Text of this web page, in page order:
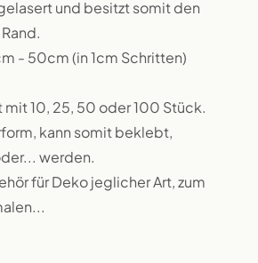
und besitzt somit den
- 50cm (in 1cm Schritten)
mit 10, 25, 50 oder 100 Stück.
kann somit beklebt,
werden.
für Deko jeglicher Art, zum